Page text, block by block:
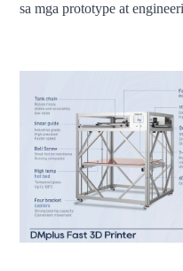
sa mga prototype at